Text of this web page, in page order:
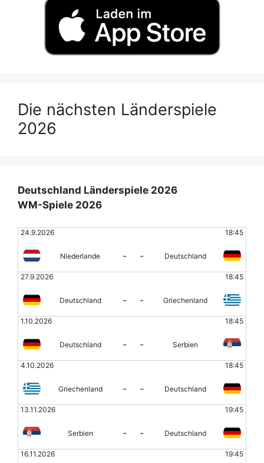
Die nächsten Länderspiele
2026
Deutschland Länderspiele 2026
WM-Spiele 2026
24.9.2026 18:45
Niederlande - - Deutschland
27.9.2026 18:45
Deutschland - - Griechenland
1.10.2026 18:45
Deutschland - - Serbien
4.10.2026 18:45
Griechenland - - Deutschland
13.11.2026 19:45
Serbien - - Deutschland
16.11.2026 19:45